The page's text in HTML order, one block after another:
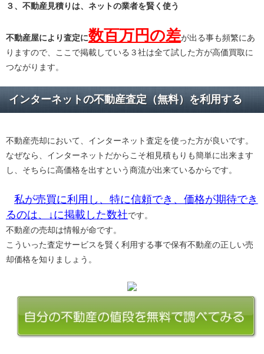
３、不動産見積りは、ネットの業者を賢く使う
不動産屋により査定に数百万円の差が出る事も頻繁にあ
りますので、ここで掲載している３社は全て試した方が高価買取に
つながります。
インターネットの不動産査定（無料）を利用する
不動産売却において、インターネット査定を使った方が良いです。
なぜなら、インターネットだからこそ相見積もりも簡単に出来ます
し、そちらに高価格を出すという商流が出来ているからです。
私が売買に利用し、特に信頼でき、価格が期待でき
るのは、↓に掲載した数社です。
不動産の売却は情報が命です。
こういった査定サービスを賢く利用する事で保有不動産の正しい売
却価格を知りましょう。